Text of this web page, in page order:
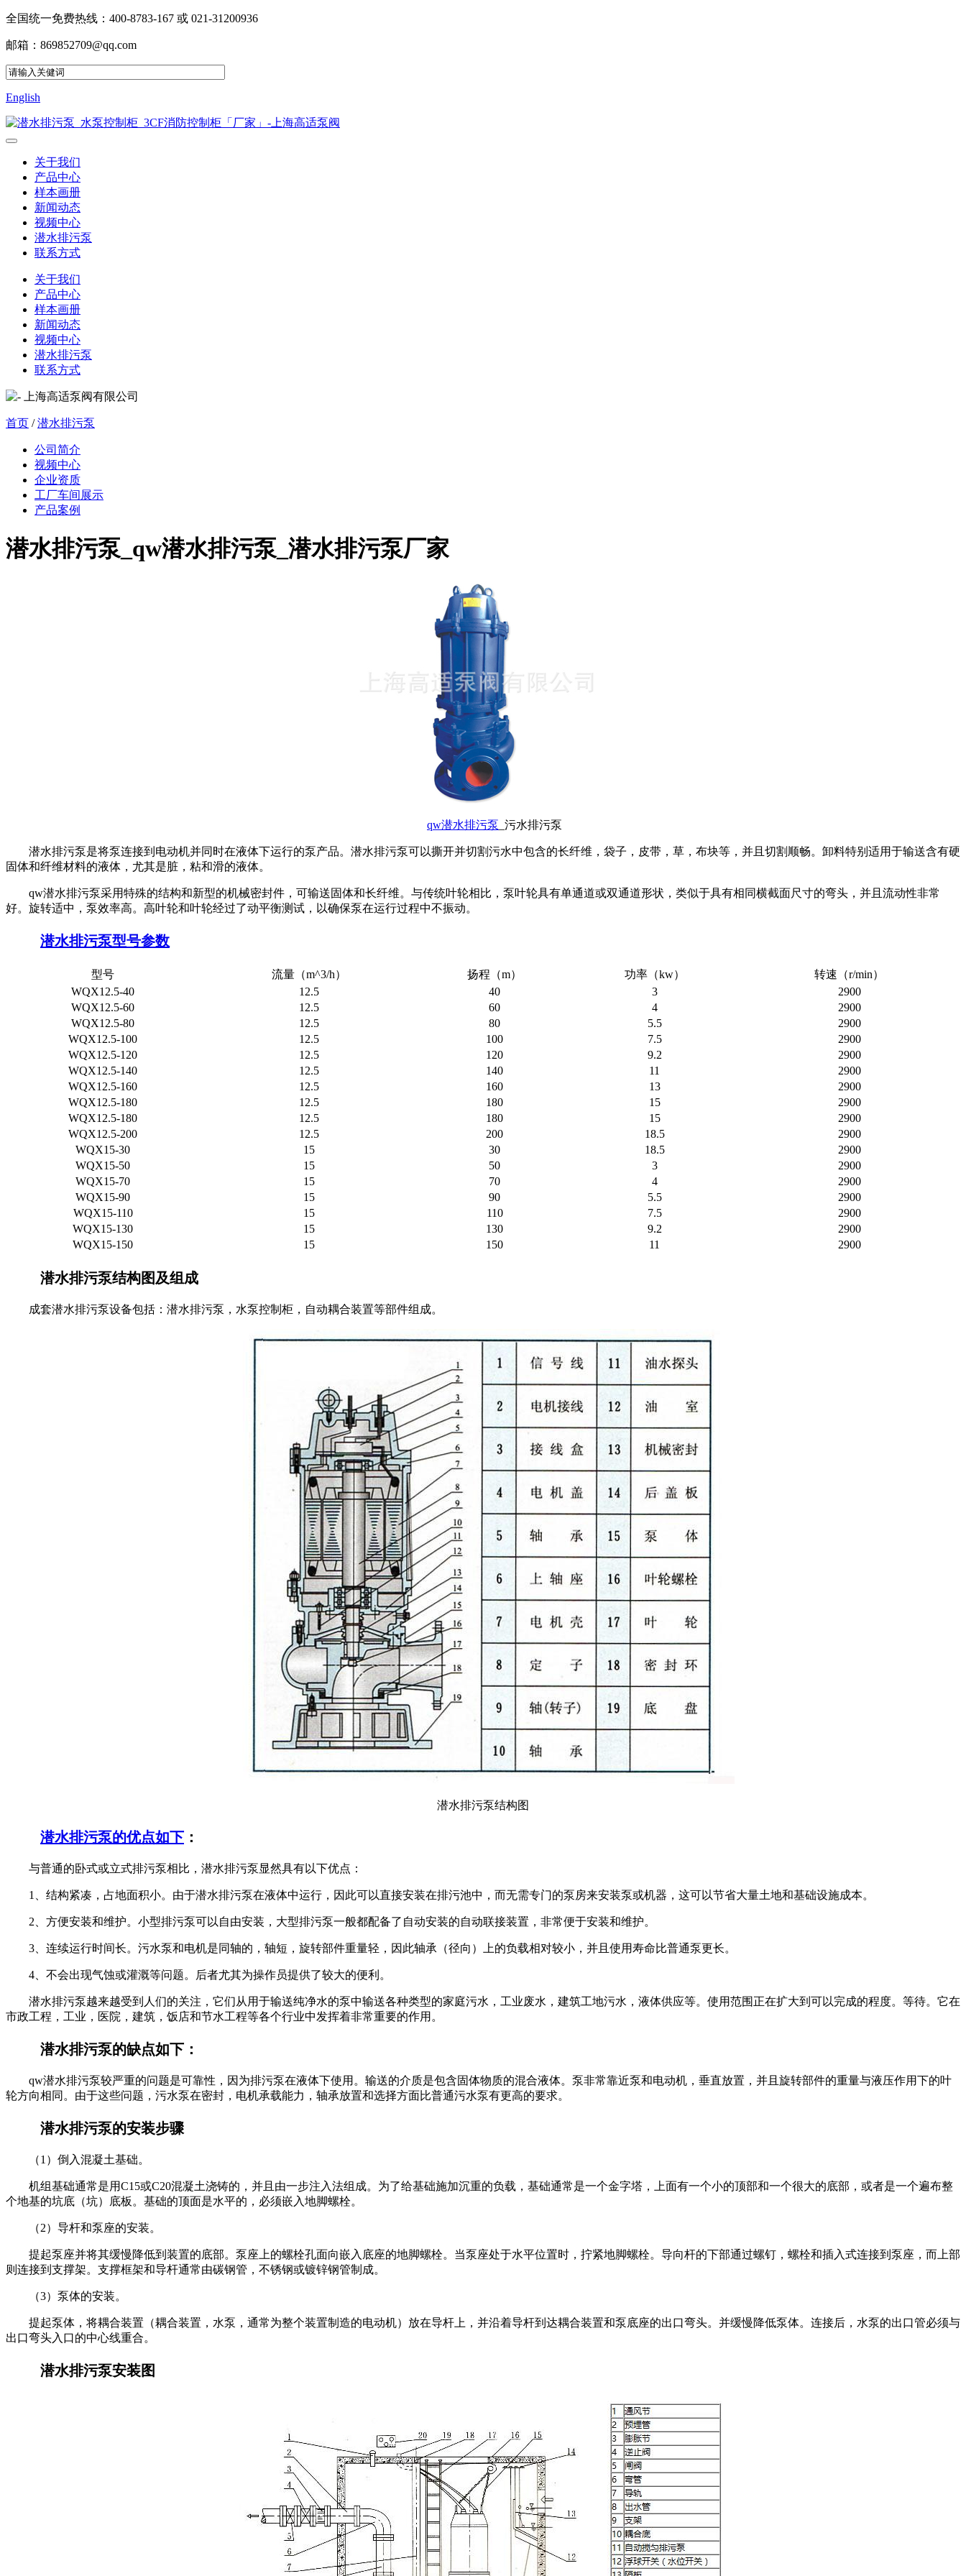
全国统一免费热线：400-8783-167 或 021-31200936
邮箱：869852709@qq.com
English
关于我们
产品中心
样本画册
新闻动态
视频中心
潜水排污泵
联系方式
关于我们
产品中心
样本画册
新闻动态
视频中心
潜水排污泵
联系方式
首页 /潜水排污泵
公司简介
视频中心
企业资质
工厂车间展示
产品案例
潜水排污泵_qw潜水排污泵_潜水排污泵厂家
qw潜水排污泵 _污水排污泵
潜水排污泵是将泵连接到电动机并同时在液体下运行的泵产品。潜水排污泵可以撕开并切割污水中包含的长纤维，袋子，皮带，草，布块等，并且切割顺畅。卸料特别适用于输送含有硬
固体和纤维材料的液体，尤其是脏，粘和滑的液体。
qw潜水排污泵采用特殊的结构和新型的机械密封件，可输送固体和长纤维。与传统叶轮相比，泵叶轮具有单通道或双通道形状，类似于具有相同横截面尺寸的弯头，并且流动性非常
好。旋转适中，泵效率高。高叶轮和叶轮经过了动平衡测试，以确保泵在运行过程中不振动。
潜水排污泵型号参数
型号 流量（m^3/h） 扬程（m） 功率（kw）
转速（r/min）
WQX12.5-40
12.5 40 3
2900
WQX12.5-60
12.5 60 4
2900
WQX12.5-80
12.5 80 5.5
2900
WQX12.5-100
12.5 100 7.5
2900
WQX12.5-120
12.5 120 9.2
2900
WQX12.5-140
12.5 140 11
2900
WQX12.5-160
12.5 160 13
2900
WQX12.5-180
12.5 180 15
2900
WQX12.5-180
12.5 180 15
2900
WQX12.5-200
12.5 200 18.5
2900
WQX15-30
15 30 18.5
2900
WQX15-50
15 50 3
2900
WQX15-70
15 70 4
2900
WQX15-90
15 90 5.5
2900
WQX15-110
15 110 7.5
2900
WQX15-130
15 130 9.2
2900
WQX15-150
15 150 11 2900
潜水排污泵结构图及组成
成套潜水排污泵设备包括：潜水排污泵，水泵控制柜，自动耦合装置等部件组成。
潜水排污泵结构图
潜水排污泵的优点如下 ：
与普通的卧式或立式排污泵相比，潜水排污泵显然具有以下优点：
1、结构紧凑，占地面积小。由于潜水排污泵在液体中运行，因此可以直接安装在排污池中，而无需专门的泵房来安装泵或机器，这可以节省大量土地和基础设施成本。
2、方便安装和维护。小型排污泵可以自由安装，大型排污泵一般都配备了自动安装的自动联接装置，非常便于安装和维护。
3、连续运行时间长。污水泵和电机是同轴的，轴短，旋转部件重量轻，因此轴承（径向）上的负载相对较小，并且使用寿命比普通泵更长。
4、不会出现气蚀或灌溉等问题。后者尤其为操作员提供了较大的便利。
潜水排污泵越来越受到人们的关注，它们从用于输送纯净水的泵中输送各种类型的家庭污水，工业废水，建筑工地污水，液体供应等。使用范围正在扩大到可以完成的程度。等待。它在
市政工程，工业，医院，建筑，饭店和节水工程等各个行业中发挥着非常重要的作用。
潜水排污泵的缺点如下：
qw潜水排污泵较严重的问题是可靠性，因为排污泵在液体下使用。输送的介质是包含固体物质的混合液体。泵非常靠近泵和电动机，垂直放置，并且旋转部件的重量与液压作用下的叶
轮方向相同。由于这些问题，污水泵在密封，电机承载能力，轴承放置和选择方面比普通污水泵有更高的要求。
潜水排污泵的安装步骤
（1）倒入混凝土基础。
机组基础通常是用C15或C20混凝土浇铸的，并且由一步注入法组成。为了给基础施加沉重的负载，基础通常是一个金字塔，上面有一个小的顶部和一个很大的底部，或者是一个遍布整
个地基的坑底（坑）底板。基础的顶面是水平的，必须嵌入地脚螺栓。
（2）导杆和泵座的安装。
提起泵座并将其缓慢降低到装置的底部。泵座上的螺栓孔面向嵌入底座的地脚螺栓。当泵座处于水平位置时，拧紧地脚螺栓。导向杆的下部通过螺钉，螺栓和插入式连接到泵座，而上部
则连接到支撑架。支撑框架和导杆通常由碳钢管，不锈钢或镀锌钢管制成。
（3）泵体的安装。
提起泵体，将耦合装置（耦合装置，水泵，通常为整个装置制造的电动机）放在导杆上，并沿着导杆到达耦合装置和泵底座的出口弯头。并缓慢降低泵体。连接后，水泵的出口管必须与
出口弯头入口的中心线重合。
潜水排污泵安装图